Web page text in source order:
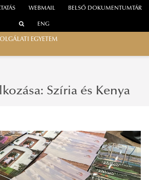
WEBMAIL BELSŐ DOKUMENTUMTÁR
ENG
EGYETEM
Szíria és Kenya